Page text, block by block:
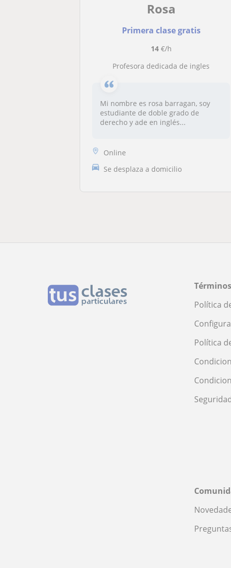
Rosa
Primera clase gratis
14€/h
Profesora dedicada de ingles
Mi nombre es rosa barragan, soy
estudiante de doble grado de
derecho y ade en inglés...
Online
Se desplaza a domicilio
Política
Política